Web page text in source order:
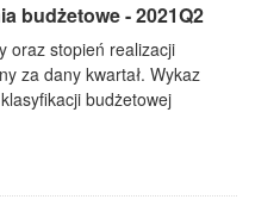
budżetowe - 2021Q2
oraz stopień realizacji
za dany kwartał. Wykaz
budżetowej